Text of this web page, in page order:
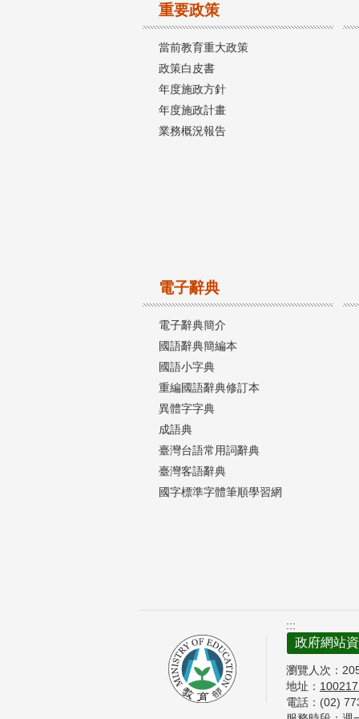
重要政策
當前教育重大政策
政策白皮書
年度施政方針
年度施政計畫
業務概況報告
電子辭典
電子辭典簡介
國語辭典簡編本
國語小字典
重編國語辭典修訂本
異體字字典
成語典
臺灣台語常用詞辭典
臺灣客語辭典
國字標準字體筆順學習網
:::
政府網站
瀏覽人次：
地址：
電話：(02)